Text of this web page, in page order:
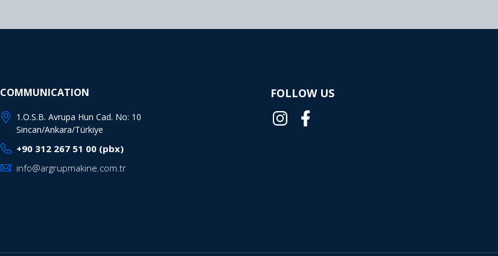
COMMUNICATION
1.O.S.B. Avrupa Hun Cad. No: 10
Sincan/Ankara/Türkiye
+90 312 267 51 00 (pbx)
info@argrupmakine.com.tr
FOLLOW US